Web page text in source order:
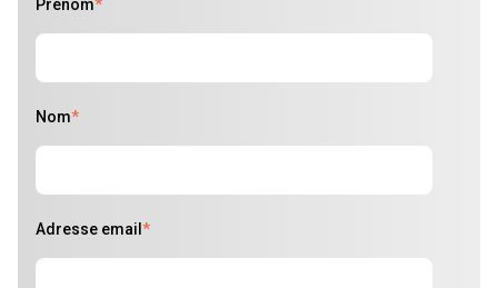
Prénom*
Nom*
Adresse email *